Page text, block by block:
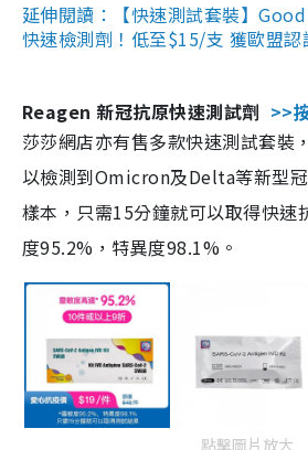
延伸閱讀：【快速測試套裝】
快速檢測劑！低至$15/支 獲歐盟
Reagen 新冠抗原快速測試劑 >>
莎莎網店亦有售多款快速測試套裝
以檢測到Omicron及Delta等新型
樣本，只需15分鐘就可以取得快速
度95.2%，特異度98.1%。
點擊圖片放大